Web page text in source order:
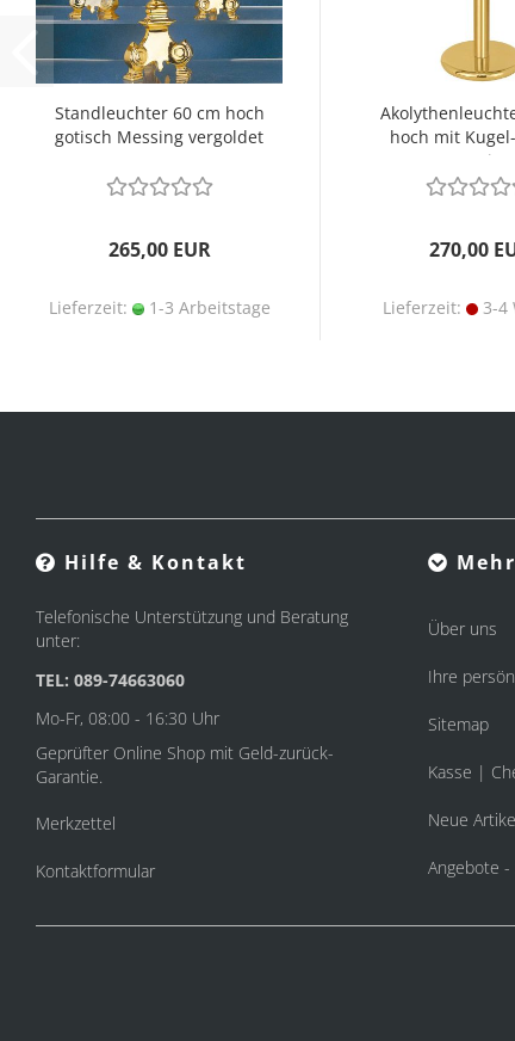
Standleuchter 60 cm hoch
gotisch Messing vergoldet
265,00 EUR
Lieferzeit: 1-3 Arbeitstage
hoch mit
Messing
270,00
Lieferzeit: 3-4
Hilfe & Kontakt
Telefonische Unterstützung und Beratung
unter:
TEL: 089-74663060
Mo-Fr, 08:00 - 16:30 Uhr
Geprüfter Online Shop mit Geld-zurück-
Garantie.
Merkzettel
Kontaktformular
Über uns
Ihre
Sitemap
Kasse |
Neue
Angebote -